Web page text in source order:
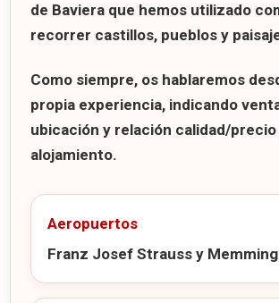
de Baviera que hemos utilizado
recorrer castillos, pueblos y
Como siempre, os hablaremos
propia experiencia, indicando
ubicación y relación calidad/precio
alojamiento.
Aeropuertos
Franz Josef Strauss y